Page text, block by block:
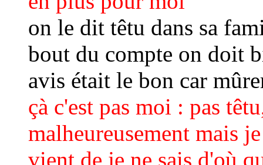
on le dit têtu dans sa
bout du compte on doit
avis était le bon car
çà c'est pas moi : pas
malheureusement mais
vient de je ne sais d'où